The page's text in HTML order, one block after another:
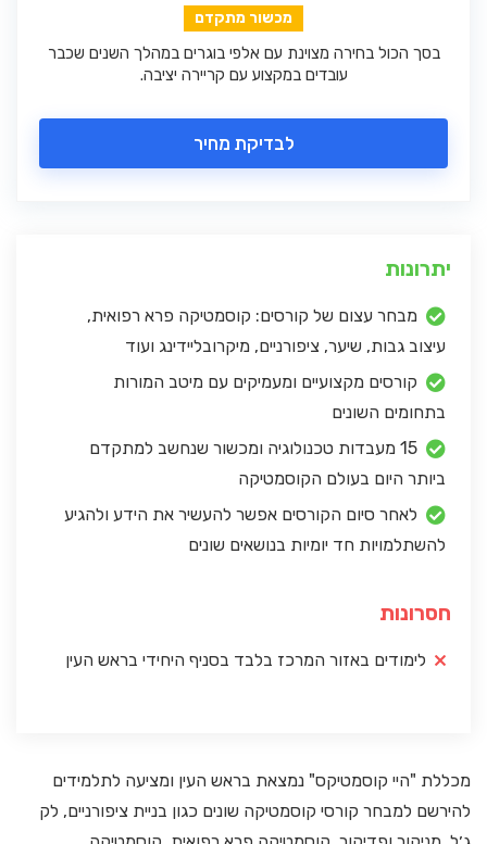
מכשור מתקדם
בסך הכול בחירה מצוינת עם אלפי בוגרים במהלך השנים שכבר
עובדים במקצוע עם קריירה יציבה.
לבדיקת מחיר
יתרונות
מבחר עצום של קורסים: קוסמטיקה פרא רפואית,
עיצוב גבות, שיער, ציפורניים, מיקרובליידינג ועוד
קורסים מקצועיים ומעמיקים עם מיטב המורות
בתחומים השונים
15 מעבדות טכנולוגיה ומכשור שנחשב למתקדם
ביותר היום בעולם הקוסמטיקה
לאחר סיום הקורסים אפשר להעשיר את הידע ולהגיע
להשתלמויות חד יומיות בנושאים שונים
חסרונות
לימודים באזור המרכז בלבד בסניף היחידי בראש העין
מכללת "היי קוסמטיקס" נמצאת בראש העין ומציעה לתלמידים
להירשם למבחר קורסי קוסמטיקה שונים כגון בניית ציפורניים, לק